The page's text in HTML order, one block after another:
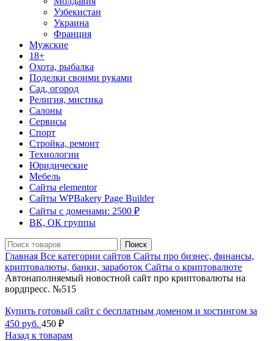
Узбекистан
Украина
Франция
Мужские
18+
Охота, рыбалка
Поделки своими руками
Сад, огород
Религия, мистика
Салоны
Сервисы
Спорт
Стройка, ремонт
Технологии
Юридические
Мебель
Сайты elementor
Сайты WPBakery Page Builder
Сайты с доменами: 2500 ₽
ВК, ОК группы
Поиск
Главная Все категории сайтов Сайты про бизнес, финансы,
криптовалюты, банки, заработок Сайты о криптовалюте
Автонаполняемый новостной сайт про криптовалюты на
вордпресс. №515
Купить готовый сайт с бесплатным доменом и хостингом за
450 руб. 450 ₽
Назад к товарам